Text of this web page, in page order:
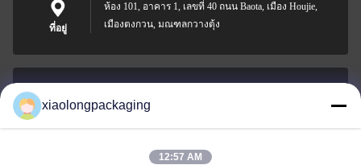
ที่อยู่
ห้อง 101, อาคาร 1, เลขที่ 40 ถนน Baota, เมือง Houjie,
เมืองตงกวน, มณฑลกวางตุ้ง
Tina@xiaolongpackaging.com
xiaolongpackaging
12:57 AM